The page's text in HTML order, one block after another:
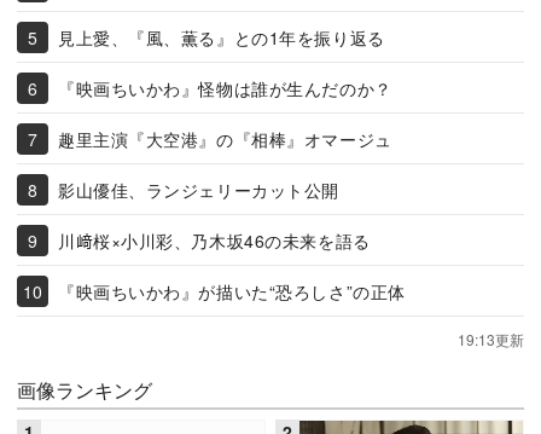
見上愛、『風、薫る』との1年を振り返る
『映画ちいかわ』怪物は誰が生んだのか？
趣里主演『大空港』の『相棒』オマージュ
影山優佳、ランジェリーカット公開
川﨑桜×小川彩、乃木坂46の未来を語る
『映画ちいかわ』が描いた“恐ろしさ”の正体
19:13更新
画像ランキング